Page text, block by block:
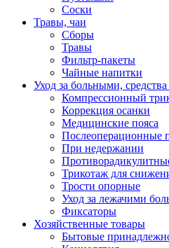
Соски
Травы, чаи
Сборы
Травы
Фильтр-пакеты
Чайные напитки
Уход за больными,
Компрессионный
Коррекция осанки
Медицинские пояса
Послеоперационные
При недержании
Трикотаж для
Трости опорные
Уход за лежачими
Фиксаторы
Хозяйственные товары
Бытовые